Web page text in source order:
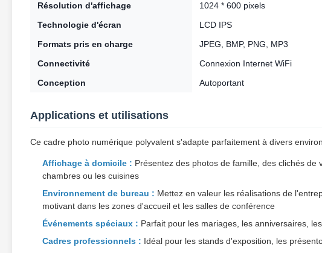
Résolution d'affichage
1024 * 600 pixels
Technologie d'écran
LCD IPS
Formats pris en charge
JPEG, BMP, PNG, MP3
Connectivité
Connexion Internet WiFi
Conception
Autoportant
Applications et utilisations
Ce cadre photo numérique polyvalent s'adapte parfaitement à divers
Affichage à domicile : Présentez des photos de famille, des clichés
chambres ou les cuisines
Environnement de bureau : Mettez en valeur les réalisations de
motivant dans les zones d'accueil et les salles de conférence
Événements spéciaux : Parfait pour les mariages, les anniversaires,
Cadres professionnels : Idéal pour les stands d'exposition, les